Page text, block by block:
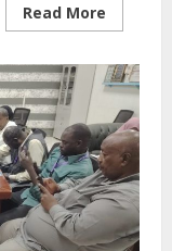
Read More